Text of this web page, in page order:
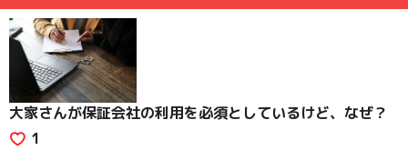
大家さんが保証会社の利用を必須としているけど、なぜ？
1